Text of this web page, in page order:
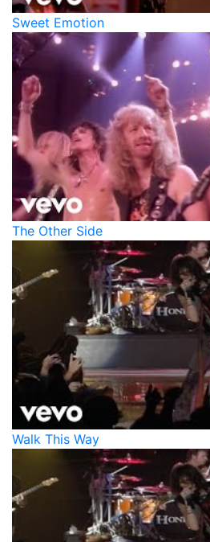
Sweet Emotion
The Other Side
Walk This Way